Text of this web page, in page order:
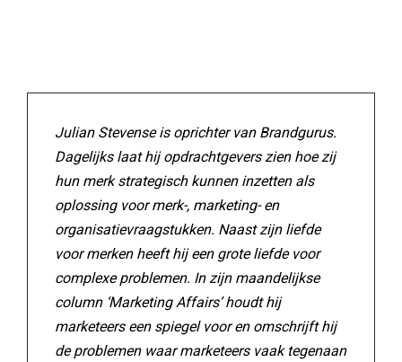
Julian Stevense is oprichter van Brandgurus.
Dagelijks laat hij opdrachtgevers zien hoe zij
hun merk strategisch kunnen inzetten als
oplossing voor merk-, marketing- en
organisatievraagstukken. Naast zijn liefde
voor merken heeft hij een grote liefde voor
complexe problemen. In zijn maandelijkse
column ‘Marketing Affairs’ houdt hij
marketeers een spiegel voor en omschrijft hij
de problemen waar marketeers vaak tegenaan